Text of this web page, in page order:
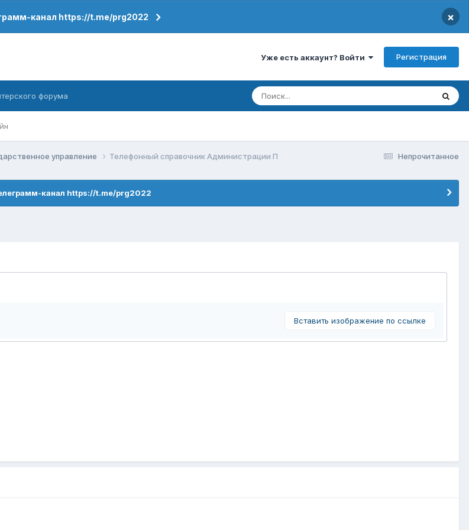
канал https://t.me/prg2022 ×
Уже есть аккаунт? Войти Регистрация
форума
Непрочитанное
управление Телефонный справочник Администрации П
канал https://t.me/prg2022
Вставить изображение по ссылке